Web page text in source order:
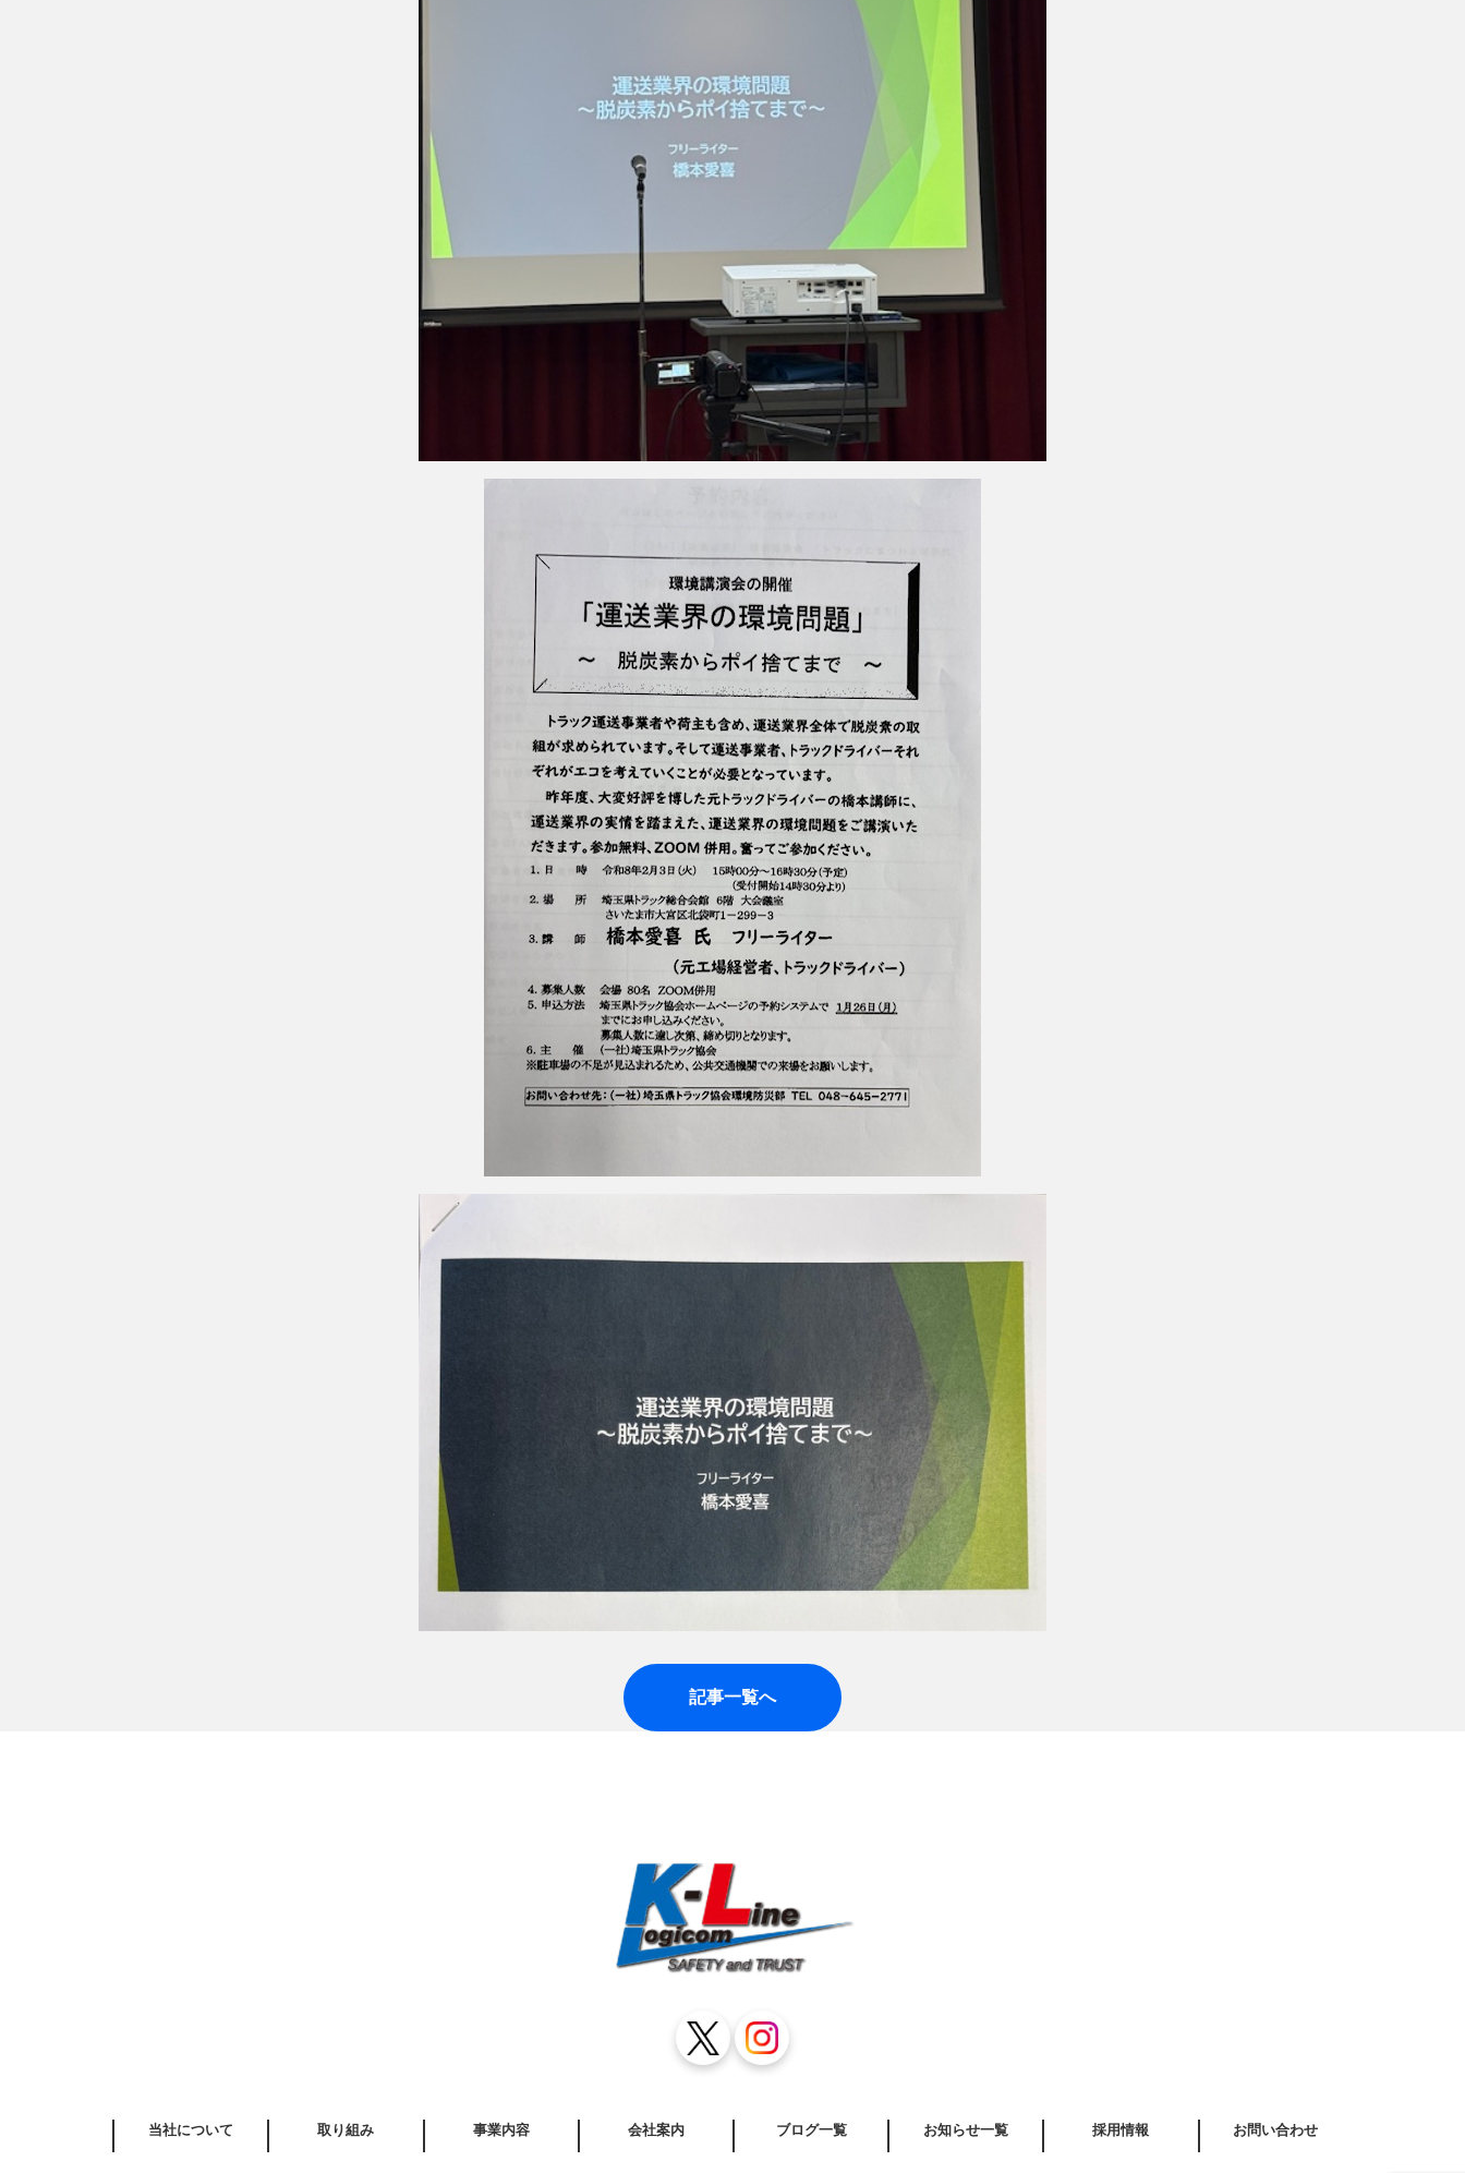
記事一覧へ
当社について 取り組み 事業内容 会社案内 ブログ一覧 お知らせ一覧 採用情報 お問い合わせ